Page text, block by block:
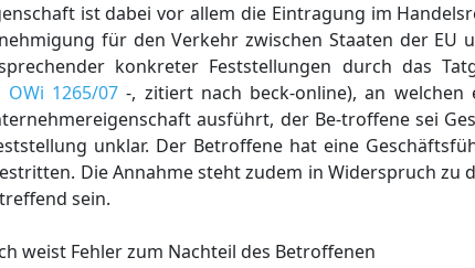
ist dabei vor allem die Eintragung im
für den Verkehr zwischen Staaten der EU
konkreter Feststellungen durch das
OWi 1265/07-, zitiert nach beck-online), an welchen
ausführt, der Be-troffene sei
unklar. Der Betroffene hat eine
Die Annahme steht zudem in Widerspruch zu
sein.
weist Fehler zum Nachteil des Betroffenen